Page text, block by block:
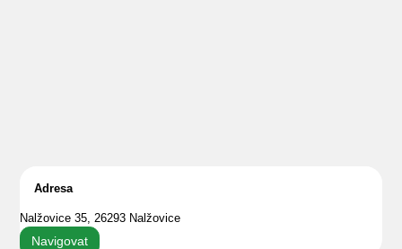
Adresa
Nalžovice 35, 26293 Nalžovice
Navigovat